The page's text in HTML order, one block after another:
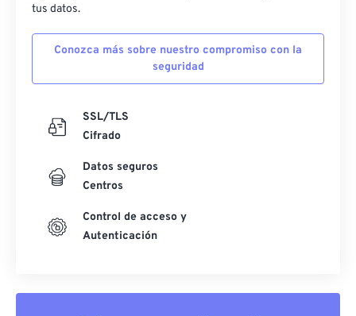
tus datos.
Conozca más sobre nuestro compromiso con la
seguridad
SSL/TLS
Cifrado
Datos seguros
Centros
Control de acceso y
Autenticación